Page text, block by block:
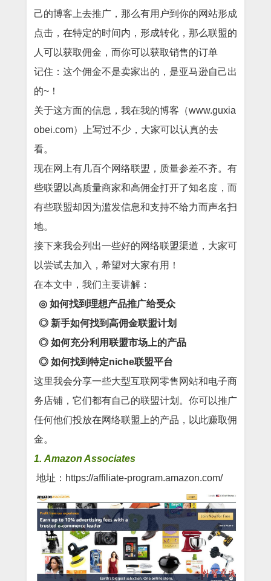
己的博客上去推广，那么有用户到你的网站形成
点击，在特定的时间内，形成转化，那么联盟的
人可以获取佣金，而你可以获取销售的订单
记住：这个佣金不是卖家出的，是亚马逊自己出
的~！
关于这方面的信息，我在我的博客（www.guxia
obei.com）上写过不少，大家可以认真的去
看。
现在网上有几百个网络联盟，质量参差不齐。有
些联盟以高质量商家和高佣金打开了知名度，而
有些联盟却因为滥发信息和支持不给力而声名扫
地。
接下来我会列出一些好的网络联盟渠道，大家可
以尝试去加入，希望对大家有用！
在本文中，我们主要讲解：
◎ 如何找到理想产品推广给受众
◎ 新手如何找到高佣金联盟计划
◎ 如何充分利用联盟市场上的产品
◎ 如何找到特定niche联盟平台
这里我会分享一些大型互联网零售网站和电子商
务店铺，它们都有自己的联盟计划。你可以推广
任何他们投放在网络联盟上的产品，以此赚取佣
金。
1. Amazon Associates
地址：https://affiliate-program.amazon.com/